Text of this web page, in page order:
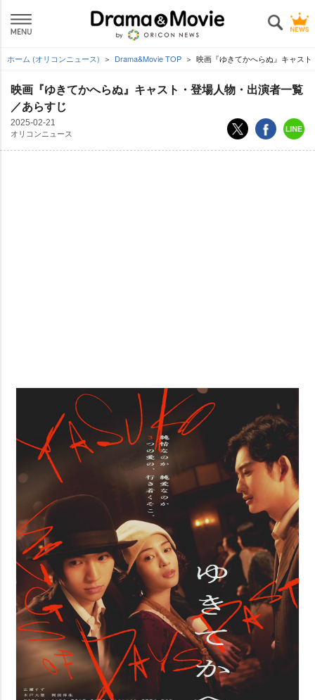
ホーム (オリコンニュース) Drama&Movie TOP 映画『ゆきてかへらぬ』キャス
映画『ゆきてかへらぬ』キャスト・登場人物・出演者一覧
／あらすじ
2025-02-21
オリコンニュース